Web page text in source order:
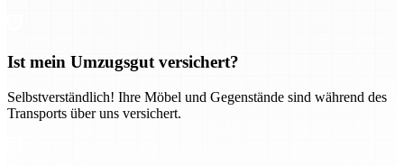
Ist mein Umzugsgut versichert?
Selbstverständlich! Ihre Möbel und Gegenstände sind während des
Transports über uns versichert.